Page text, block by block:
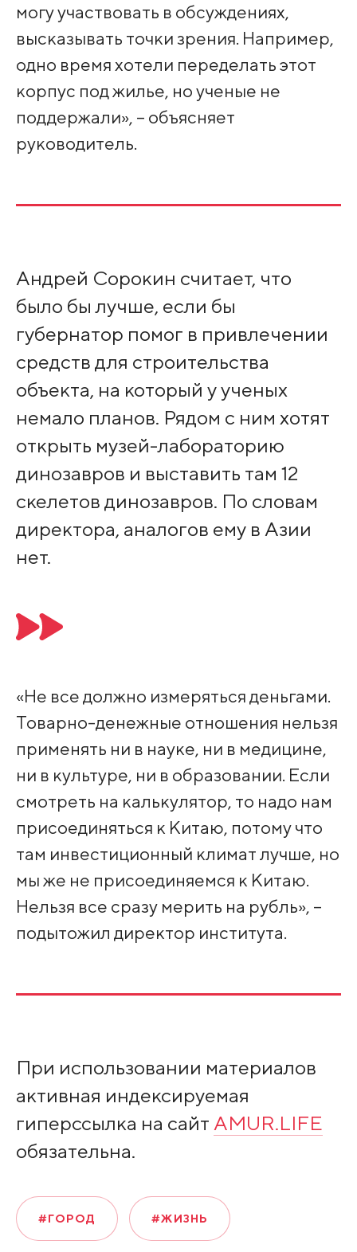
могу участвовать в обсуждениях,
высказывать точки зрения. Например,
одно время хотели переделать этот
корпус под жилье, но ученые не
поддержали», – объясняет
руководитель.
Андрей Сорокин считает, что
было бы лучше, если бы
губернатор помог в привлечении
средств для строительства
объекта, на который у ученых
немало планов. Рядом с ним хотят
открыть музей-лабораторию
динозавров и выставить там 12
скелетов динозавров. По словам
директора, аналогов ему в Азии
нет.
«Не все должно измеряться деньгами.
Товарно-денежные отношения нельзя
применять ни в науке, ни в медицине,
ни в культуре, ни в образовании. Если
смотреть на калькулятор, то надо нам
присоединяться к Китаю, потому что
там инвестиционный климат лучше, но
мы же не присоединяемся к Китаю.
Нельзя все сразу мерить на рубль», –
подытожил директор института.
При использовании материалов
активная индексируемая
гиперссылка на сайт AMUR.LIFE
обязательна.
#ГОРОД #ЖИЗНЬ